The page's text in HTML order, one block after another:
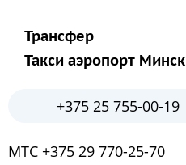
Трансфер
Такси аэропорт Минск
+375 25 755-00-19
МТС +375 29 770-25-70